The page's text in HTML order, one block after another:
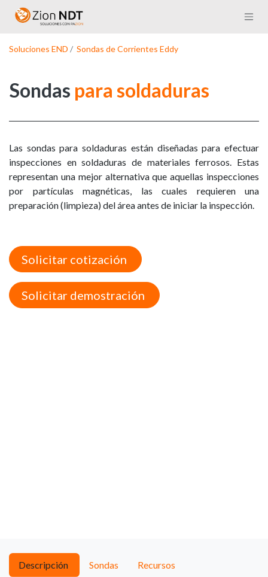
Ir al contenido
Soluciones END / Sondas de Corrientes Eddy
Sondas para soldaduras​
Las sondas para soldaduras están diseñadas para efectuar
inspecciones en soldaduras de materiales ferrosos. Estas
representan una mejor alternativa que aquellas inspecciones
por partículas magnéticas, las cuales requieren una
preparación (limpieza) del área antes de iniciar la inspección.
Solicitar cotización
Solicitar demostración
Descripción Sondas Recursos